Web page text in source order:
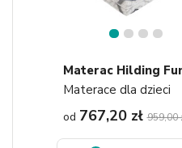
Materac Hilding
Materace dla dzieci
od 767,20 zł959,00